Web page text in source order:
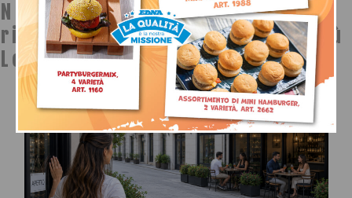
Notizie dal mondo della
ristorazione a cura di Ristopiù
Lombardia SpA